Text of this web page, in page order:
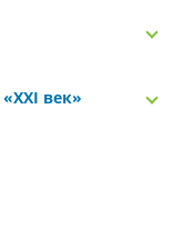
век»